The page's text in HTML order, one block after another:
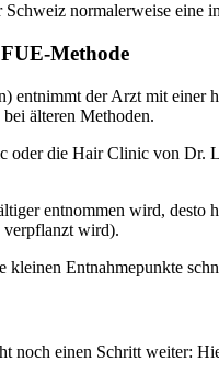
Schweiz normalerweise
Methode
der Arzt mit einer
älteren Methoden.
oder die Hair Clinic von
entnommen wird, desto
verpflanzt wird).
Entnahmepunkte
noch einen Schritt weiter: